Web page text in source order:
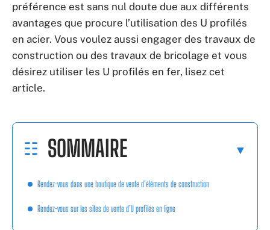
préférence est sans nul doute due aux différents
avantages que procure l’utilisation des U profilés
en acier. Vous voulez aussi engager des travaux de
construction ou des travaux de bricolage et vous
désirez utiliser les U profilés en fer, lisez cet
article.
SOMMAIRE
Rendez-vous dans une boutique de vente d’éléments de construction
Rendez-vous sur les sites de vente d’U profilés en ligne